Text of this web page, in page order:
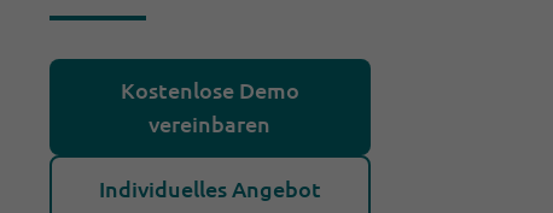
Kostenlose Demo
vereinbaren
Individuelles Angebot